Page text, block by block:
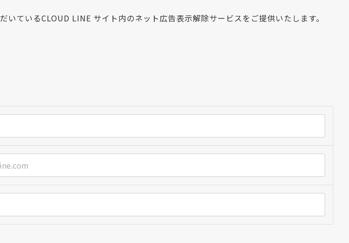
ているCLOUD LINE サイト内のネット広告表示解除サービスをご提供いたします。